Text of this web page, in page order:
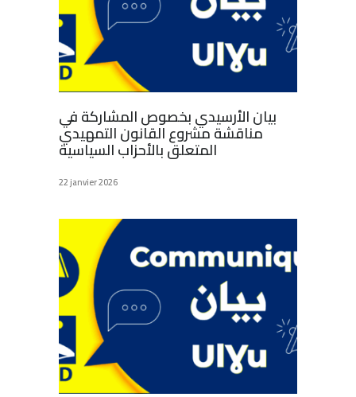
بيان الأرسيدي بخصوص المشاركة في
مناقشة مشروع القانون التمهيدي
المتعلق بالأحزاب السياسية
22 janvier 2026